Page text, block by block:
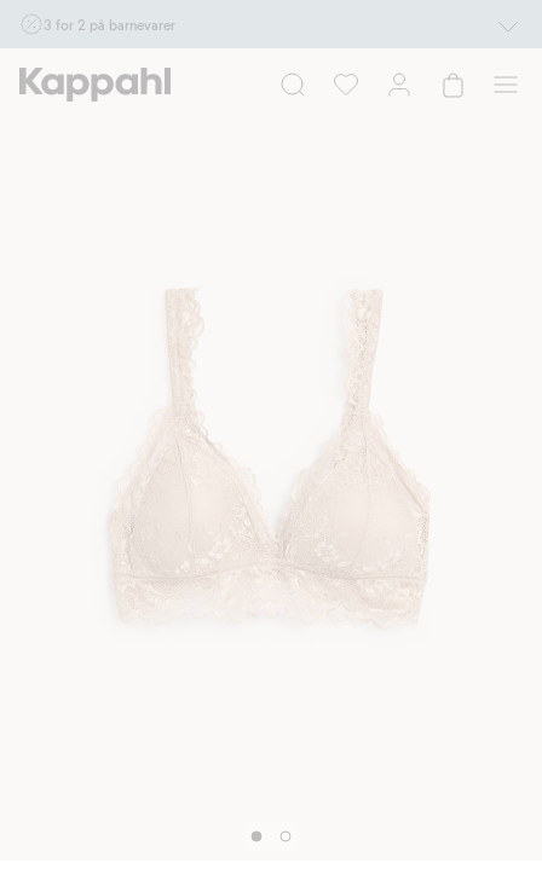
3 for 2 på barnevarer
17/8 i butikk & online for deg som er eller blir medlem. Kan ikke kombineres med
andre tilbud eller rabatter.